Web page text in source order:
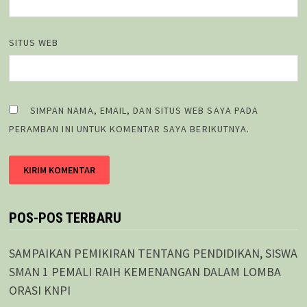
SITUS WEB
SIMPAN NAMA, EMAIL, DAN SITUS WEB SAYA PADA
PERAMBAN INI UNTUK KOMENTAR SAYA BERIKUTNYA.
POS-POS TERBARU
SAMPAIKAN PEMIKIRAN TENTANG PENDIDIKAN, SISWA
SMAN 1 PEMALI RAIH KEMENANGAN DALAM LOMBA
ORASI KNPI